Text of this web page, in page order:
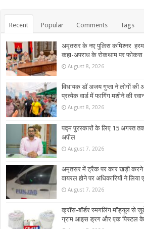
Recent Popular Comments Tags
अमृतसर के नए पुलिस कमिश्नर
कहा-अपराध के रोकथाम पर फोकस
August 8, 2026
विधायक डॉ अजय गुप्ता ने लोगों की
प्रत्येक वार्ड में फागिंग मशीने की
August 8, 2026
पद्म पुरस्कारों के लिए 15 अगस्त
अपील
August 7, 2026
अमृतसर में ट्रैक पर कार खड़ी करने
वायरल होने पर अधिकारियों ने लिया
August 7, 2026
क्रॉस-बॉर्डर स्मगलिंग मॉड्यूल से
ग्राम आइस ड्रग और एक पिस्टल